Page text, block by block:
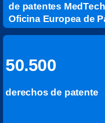
de patentes
Oficina Europea de
50.500
derechos de patente